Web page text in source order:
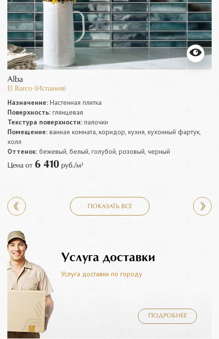
Alba
El Barco (Испания)
Назначение: Настенная плитка
Поверхность: глянцевая
Текстура поверхности: палочки
Помещение: ванная комната, коридор, кухня, кухонный фартук,
холл
Оттенок: бежевый, белый, голубой, розовый, черный
Цена от 6 410 руб./м²
ПОКАЗАТЬ ВСЕ
Услуга доставки
Услуга доставки по городу
ПОДРОБНЕЕ